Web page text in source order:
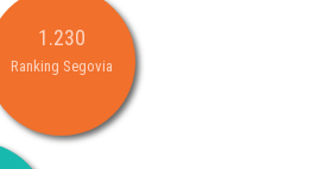
1.230
Ranking Segovia